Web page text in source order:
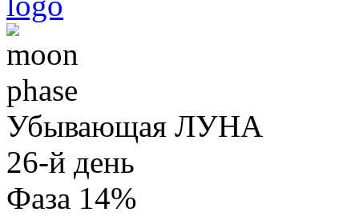
Убывающая ЛУНА
26-й день
Фаза 14%